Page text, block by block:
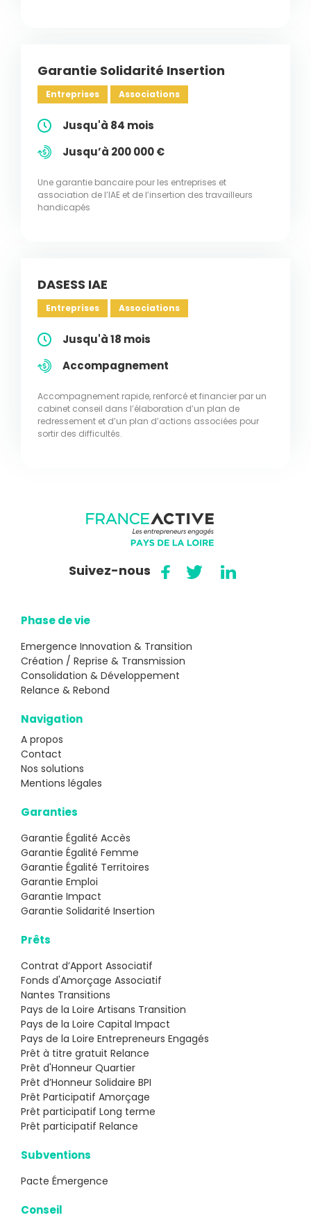
Garantie Solidarité Insertion
Entreprises Associations
Jusqu'à 84 mois
Jusqu’à 200 000 €
Une garantie bancaire pour les entreprises et
association de l’IAE et de l’insertion des travailleurs
handicapés
DASESS IAE
Entreprises Associations
Jusqu'à 18 mois
Accompagnement
Accompagnement rapide, renforcé et financier par un
cabinet conseil dans l’élaboration d’un plan de
redressement et d’un plan d’actions associées pour
sortir des difficultés.
Suivez-nous
Phase de vie
Emergence Innovation & Transition
Création / Reprise & Transmission
Consolidation & Développement
Relance & Rebond
Navigation
A propos
Contact
Nos solutions
Mentions légales
Garanties
Garantie Égalité Accès
Garantie Égalité Femme
Garantie Égalité Territoires
Garantie Emploi
Garantie Impact
Garantie Solidarité Insertion
Prêts
Contrat d’Apport Associatif
Fonds d'Amorçage Associatif
Nantes Transitions
Pays de la Loire Artisans Transition
Pays de la Loire Capital Impact
Pays de la Loire Entrepreneurs Engagés
Prêt à titre gratuit Relance
Prêt d'Honneur Quartier
Prêt d’Honneur Solidaire BPI
Prêt Participatif Amorçage
Prêt participatif Long terme
Prêt participatif Relance
Subventions
Pacte Émergence
Conseil